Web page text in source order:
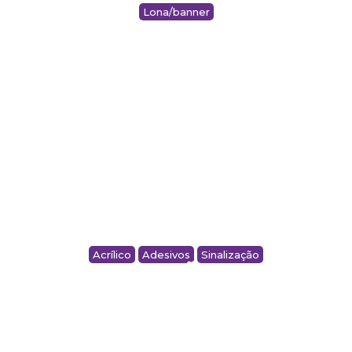
Lona/banner
LONAS – ENTRETONS
Acrílico Adesivos Sinalização
PLACA DE SINALIZAÇÃO EM ACRÍLICO –